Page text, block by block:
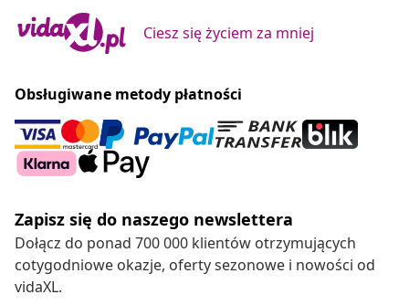
Ciesz się życiem za mniej
Obsługiwane metody płatności
Zapisz się do naszego newslettera
Dołącz do ponad 700 000 klientów otrzymujących
cotygodniowe okazje, oferty sezonowe i nowości od
vidaXL.